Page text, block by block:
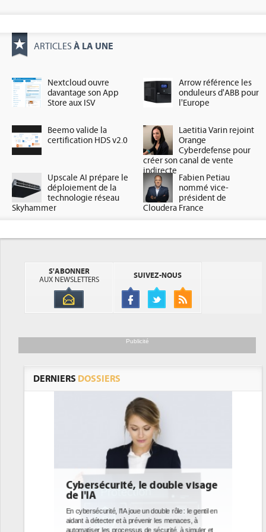
ARTICLES À LA UNE
Nextcloud ouvre
davantage son App
Store aux ISV
Arrow référence les
onduleurs d'ABB pour
l'Europe
Beemo valide la
certification HDS v2.0
Laetitia Varin rejoint
Orange
Cyberdefense pour
créer son canal de vente
indirecte
Upscale AI prépare le
déploiement de la
technologie réseau
Skyhammer
Fabien Petiau
nommé vice-
président de
Cloudera France
S'ABONNER
AUX NEWSLETTERS
SUIVEZ-NOUS
Publicité
DERNIERS DOSSIERS
DEE: l'efficacité énergétique
bientôt une obligation pour les
datacenters
Des datacenters plus durables et plus efficaces, c'est